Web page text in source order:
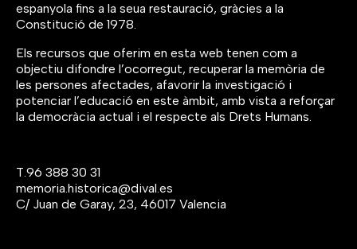
espanyola fins a la seua restauració, gràcies a la
Constitució de 1978.
Els recursos que oferim en esta web tenen com a
objectiu difondre l’ocorregut, recuperar la memòria de
les persones afectades, afavorir la investigació i
potenciar l’educació en este àmbit, amb vista a reforçar
la democràcia actual i el respecte als Drets Humans.
T.96 388 30 31
memoria.historica@dival.es
C/ Juan de Garay, 23, 46017 Valencia